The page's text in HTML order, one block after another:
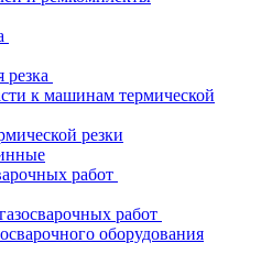
резка
к машинам термической
резки
работ
работ
оборудования